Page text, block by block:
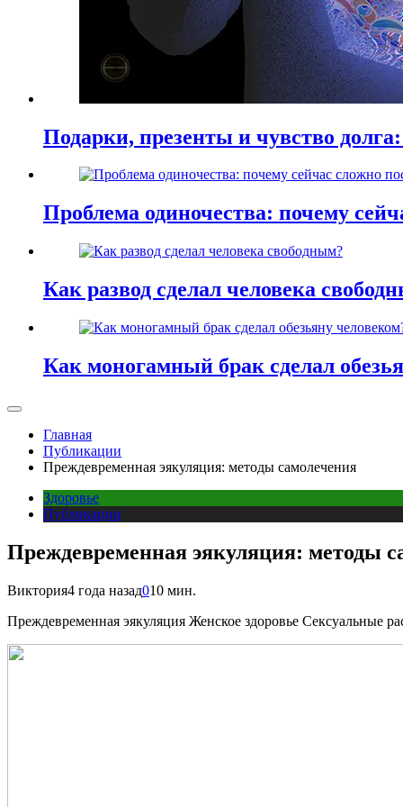
Подарки, презенты и чувство
Проблема одиночества: почему
Как развод сделал человека
Как моногамный брак сделал
Главная
Публикации
Преждевременная эякуляция: методы самолечения
Здоровье
Публикации
Преждевременная эякуляция: методы
Виктория4 года назад010 мин.
Преждевременная эякуляция Женское здоровье Сексуальные